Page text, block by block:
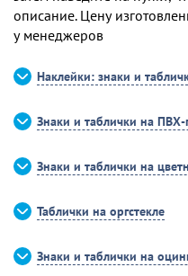
описание. Цену
у менеджеров
Наклейки: знаки и
Знаки и таблички на ПВХ-
Знаки и таблички на
Таблички на оргстекле
Знаки и таблички на